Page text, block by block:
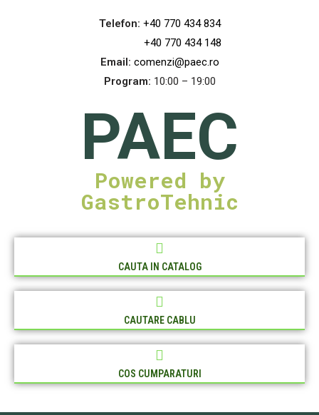
Telefon: +40 770 434 834
+40 770 434 148
Email: comenzi@paec.ro
Program: 10:00 – 19:00
PAEC
Powered by
GastroTehnic
CAUTA IN CATALOG
CAUTARE CABLU
COS CUMPARATURI